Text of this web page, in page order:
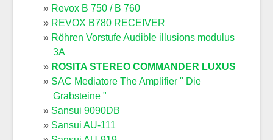
Revox B 750 / B 760
REVOX B780 RECEIVER
Röhren Vorstufe Audible illusions modulus
3A
ROSITA STEREO COMMANDER LUXUS
SAC Mediatore The Amplifier " Die
Grabsteine "
Sansui 9090DB
Sansui AU-111